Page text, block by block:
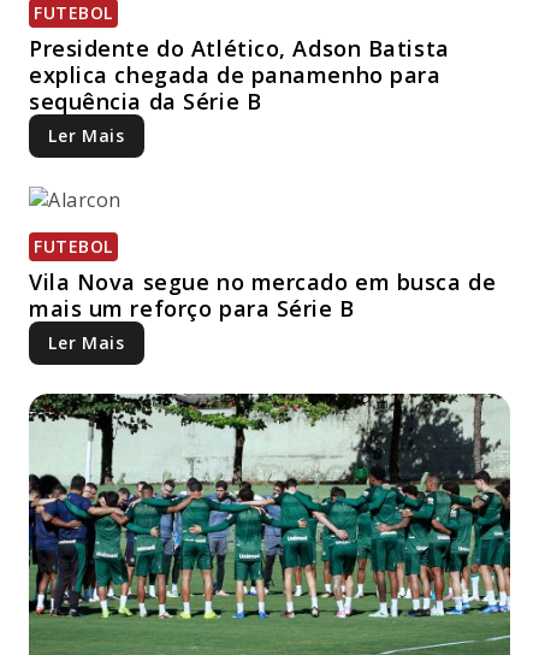
FUTEBOL
Presidente do Atlético, Adson Batista
explica chegada de panamenho para
sequência da Série B
Ler Mais
FUTEBOL
Vila Nova segue no mercado em busca de
mais um reforço para Série B
Ler Mais